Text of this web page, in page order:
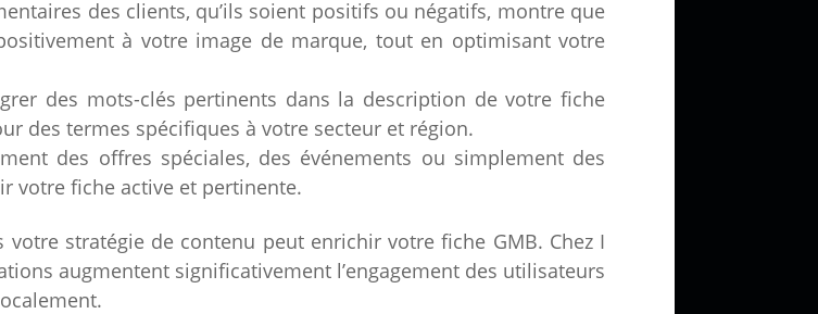
des clients, qu’ils soient positifs ou négatifs, montre que
à votre image de marque, tout en optimisant votre
des mots-clés pertinents dans la description de votre fiche
des termes spécifiques à votre secteur et région.
des offres spéciales, des événements ou simplement des
votre fiche active et pertinente.
votre stratégie de contenu peut enrichir votre fiche GMB. Chez I
augmentent significativement l’engagement des utilisateurs